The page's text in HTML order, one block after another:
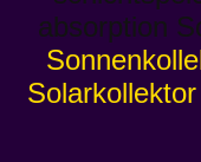
absorption
Solarkollektor